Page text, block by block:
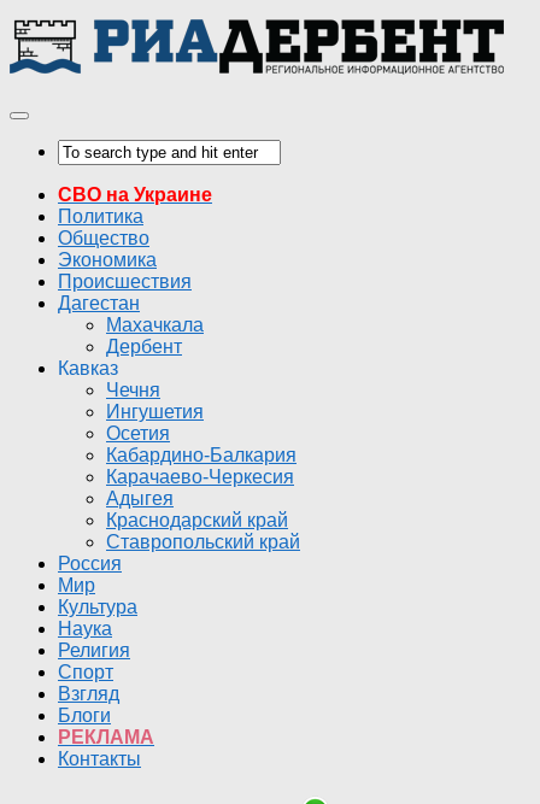
СВО на Украине
Политика
Общество
Экономика
Происшествия
Дагестан
Махачкала
Дербент
Кавказ
Чечня
Ингушетия
Осетия
Кабардино-Балкария
Карачаево-Черкесия
Адыгея
Краснодарский край
Ставропольский край
Россия
Мир
Культура
Наука
Религия
Спорт
Взгляд
Блоги
РЕКЛАМА
Контакты